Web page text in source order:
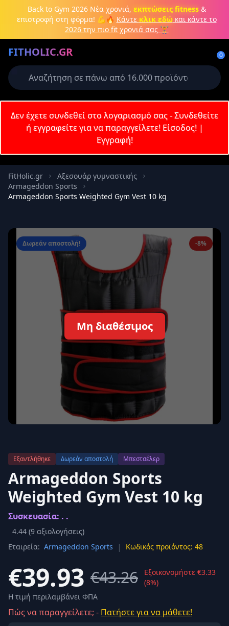
Μετάβαση στο κύριο περιεχόμενο
Back to Gym 2026Νέα χρονιά, εκπτώσεις fitness&
επιστροφή στη φόρμα! 💪🔥 Κάντε κλικ εδώκαι κάντε το
2026 την πιο fit χρονιά σας 🏋️
FITHOLIC.GR 0
Πρωτεΐνες Pre-Workout Aμινοξέα Καύση λίπους
Δεν έχετε συνδεθεί στο λογαριασμό σας - Συνδεθείτε
ή εγγραφείτε για να παραγγείλετε! Είσοδος!|
Εγγραφή!
FitHolic.gr
Αξεσουάρ γυμναστικής
Armageddon Sports
Armageddon Sports Weighted Gym Vest 10 kg
Δωρεάν αποστολή! -8%
Μη διαθέσιμος
Εξαντλήθηκε Δωρεάν αποστολή Μπεστσέλερ
Armageddon Sports
Weighted Gym Vest 10 kg
Συσκευασία: . .
4.44 (9 αξιολογήσεις)
Εταιρεία: Armageddon Sports | Κωδικός προϊόντος: 48
€39.93 €43.26
Εξοικονομήστε €3.33
(8%)
Η τιμή περιλαμβάνει ΦΠΑ
Πώς να παραγγείλετε; - Πατήστε για να μάθετε!
Δημιουργήστε λογαριασμό ή
Απαιτείται για την ολοκλήρωση της
παραγγελίας σας
Σύνδεση Εγγραφή
Κωδικός
Απομνημόνευση Ξεχάσατε τον κωδικό σας;
Δεν έχετε λογαριασμό; Εγγραφείτε εδώ
Επιστροφή Ασφαλής σύνδεση